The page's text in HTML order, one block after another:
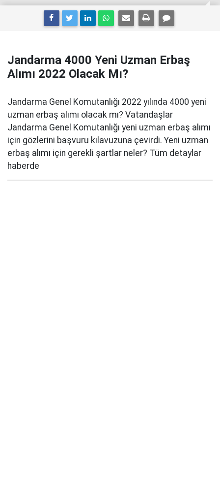
Jandarma 4000 Yeni Uzman Erbaş
Alımı 2022 Olacak Mı?
Jandarma Genel Komutanlığı 2022 yılında 4000 yeni
uzman erbaş alımı olacak mı? Vatandaşlar
Jandarma Genel Komutanlığı yeni uzman erbaş alımı
için gözlerini başvuru kılavuzuna çevirdi. Yeni uzman
erbaş alımı için gerekli şartlar neler? Tüm detaylar
haberde